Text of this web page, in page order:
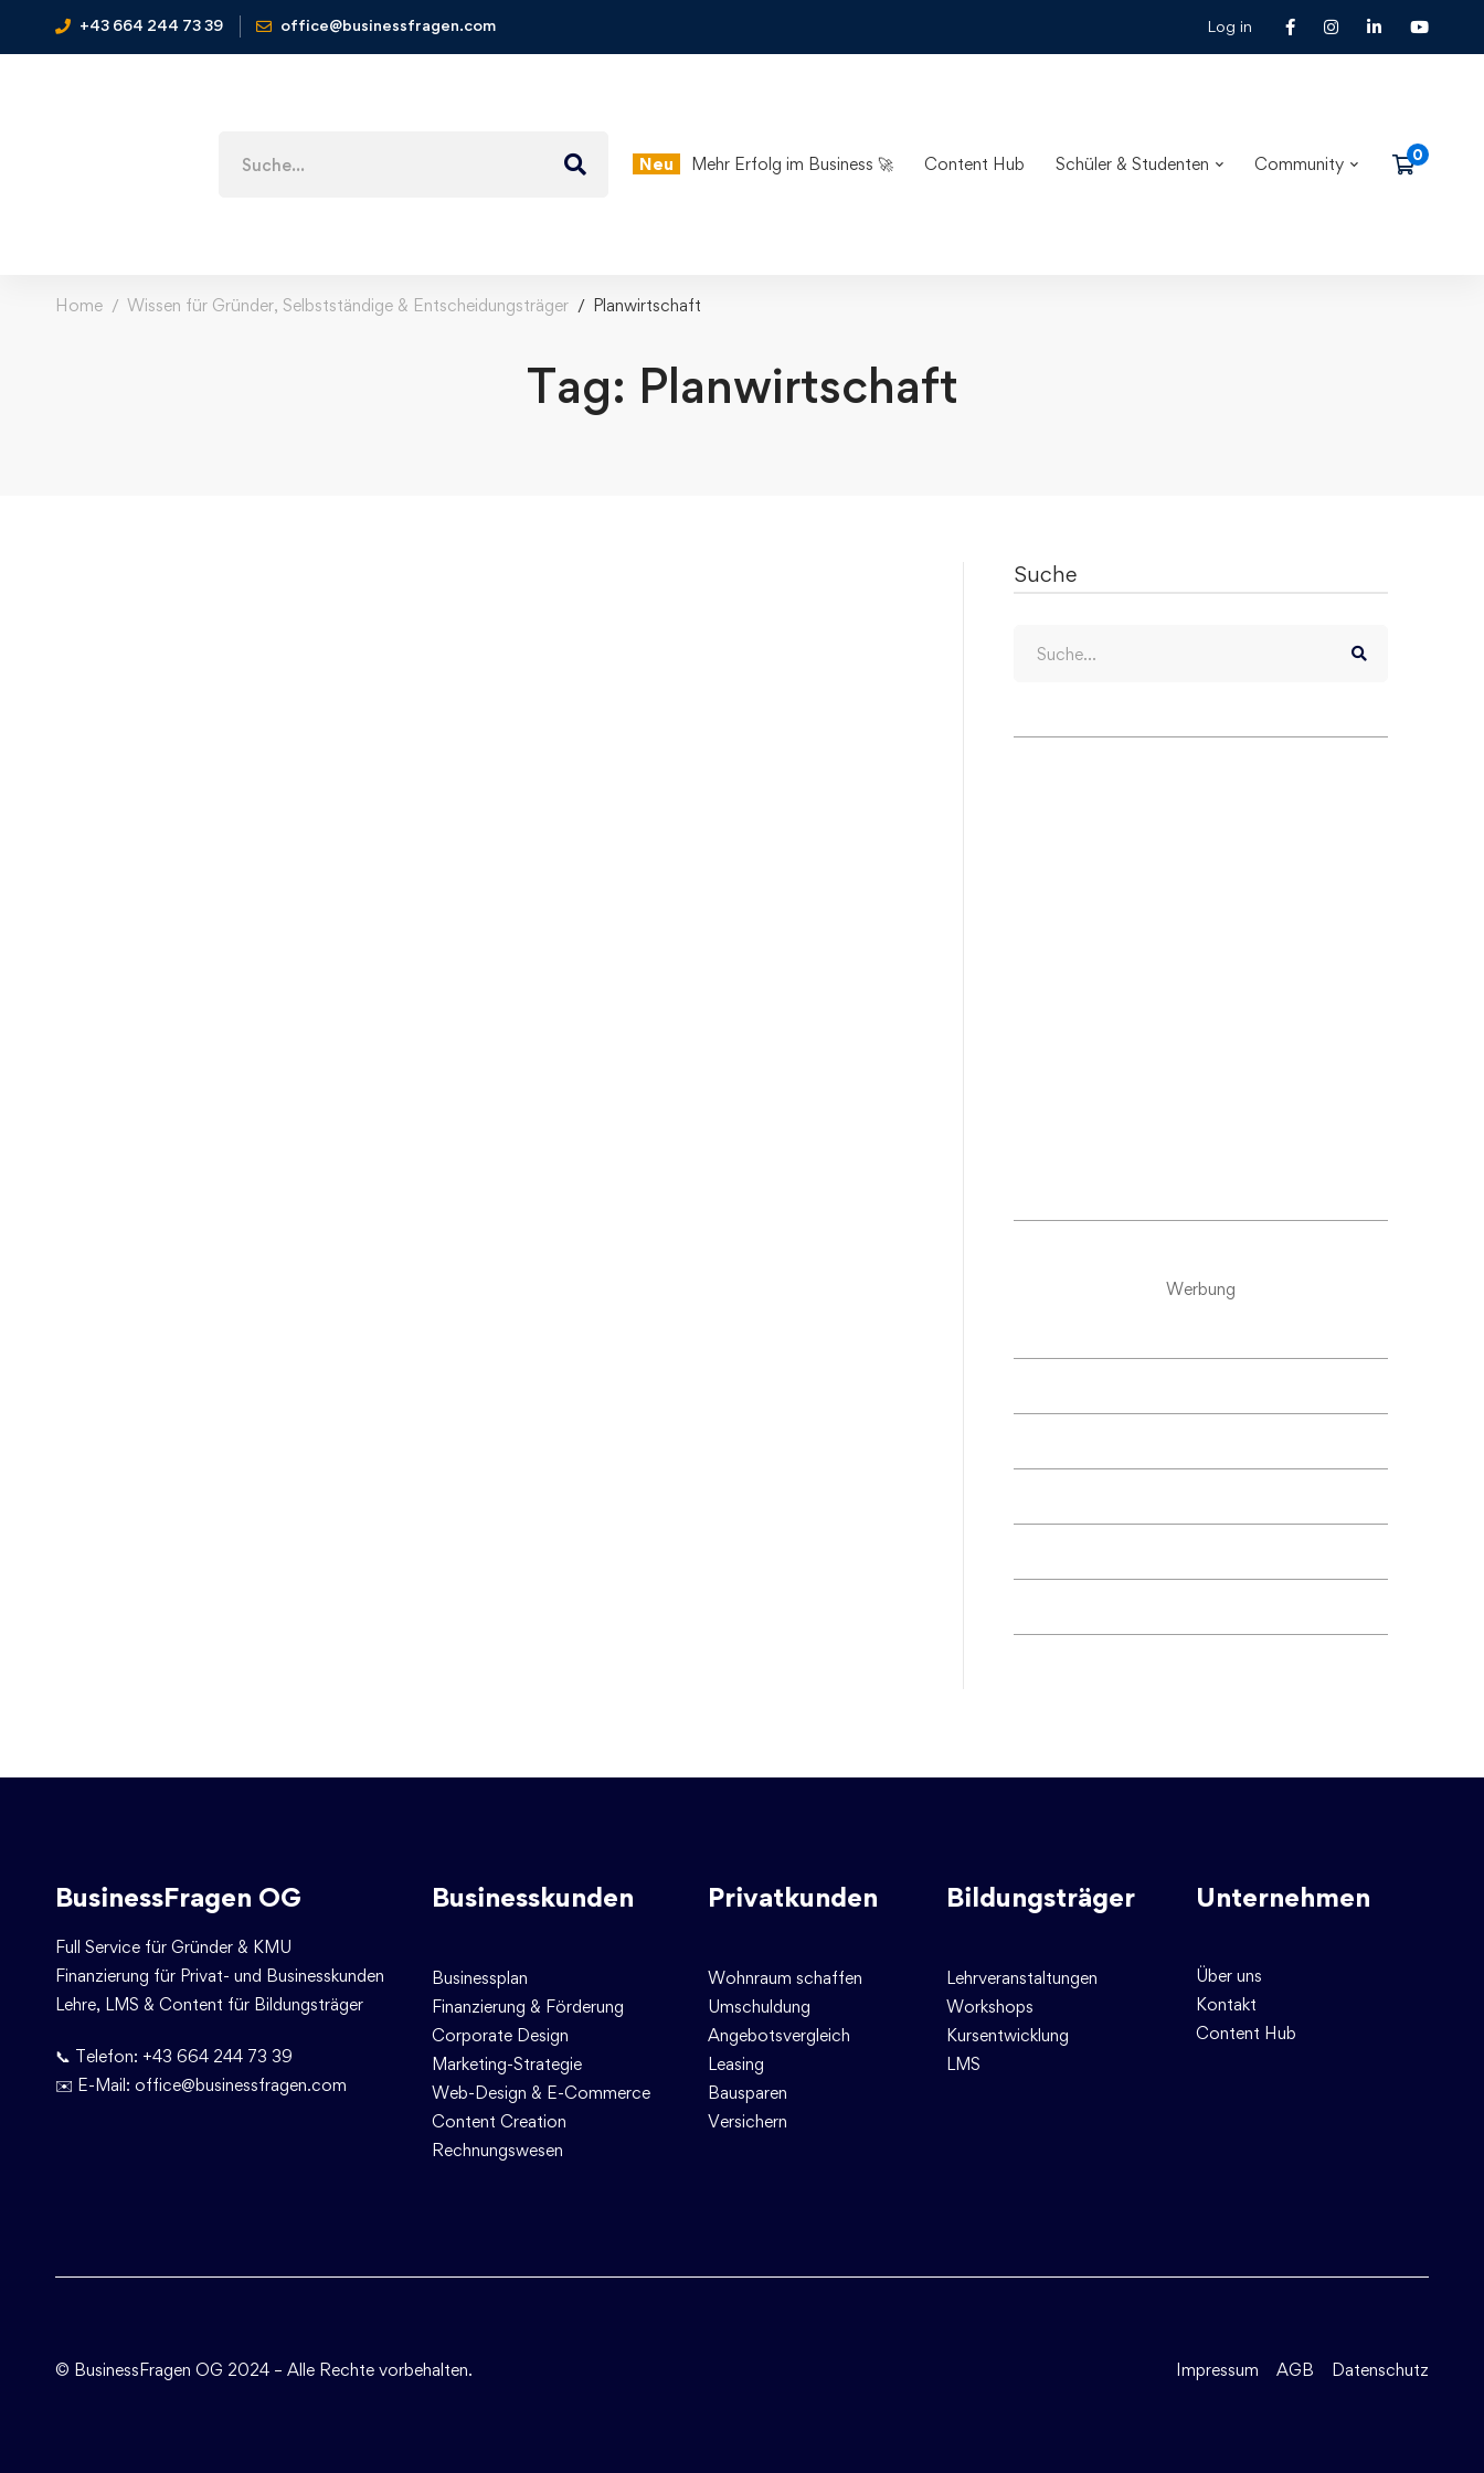
+43 664 244 73 39 office@businessfragen.com Log in
Neu Mehr Erfolg im Business 🚀 Content Hub Schüler & Studenten Community
Home Wissen für Gründer, Selbstständige & Entscheidungsträger Planwirtschaft
Tag: Planwirtschaft
Suche
Werbung
BusinessFragen OG
Full Service für Gründer & KMU
Finanzierung für Privat- und Businesskunden
Lehre, LMS & Content für Bildungsträger
📞 Telefon: +43 664 244 73 39
✉️ E-Mail: office@businessfragen.com
Businesskunden
Businessplan
Finanzierung & Förderung
Corporate Design
Marketing-Strategie
Web-Design & E-Commerce
Content Creation
Rechnungswesen
Privatkunden
Wohnraum schaffen
Umschuldung
Angebotsvergleich
Leasing
Bausparen
Versichern
Bildungsträger
Lehrveranstaltungen
Workshops
Kursentwicklung
LMS
Unternehmen
Über uns
Kontakt
Content Hub
© BusinessFragen OG 2024 – Alle Rechte vorbehalten. Impressum AGB Datenschutz